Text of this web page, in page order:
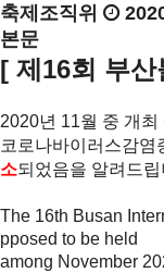
축제조직위
본문
[ 제16회 부
2020년 11월 중 개
코로나바이러스감염
소되었음을 알려드립
The 16th Busan
pposed to be held
among November